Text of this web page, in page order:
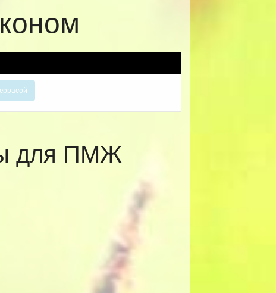
для ПМЖ